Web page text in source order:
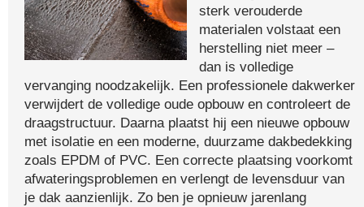
sterk verouderde
materialen volstaat een
herstelling niet meer –
dan is volledige
vervanging noodzakelijk. Een professionele dakwerker
verwijdert de volledige oude opbouw en controleert de
draagstructuur. Daarna plaatst hij een nieuwe opbouw
met isolatie en een moderne, duurzame dakbedekking
zoals EPDM of PVC. Een correcte plaatsing voorkomt
afwateringsproblemen en verlengt de levensduur van
je dak aanzienlijk. Zo ben je opnieuw jarenlang